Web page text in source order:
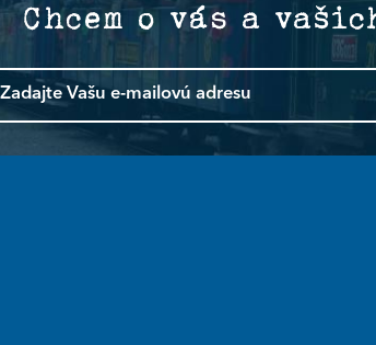
Chcem o vás a